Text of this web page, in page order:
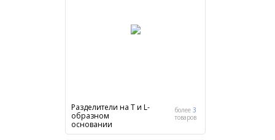
более 3
товаров
Разделители на Т и L-
образном
основании